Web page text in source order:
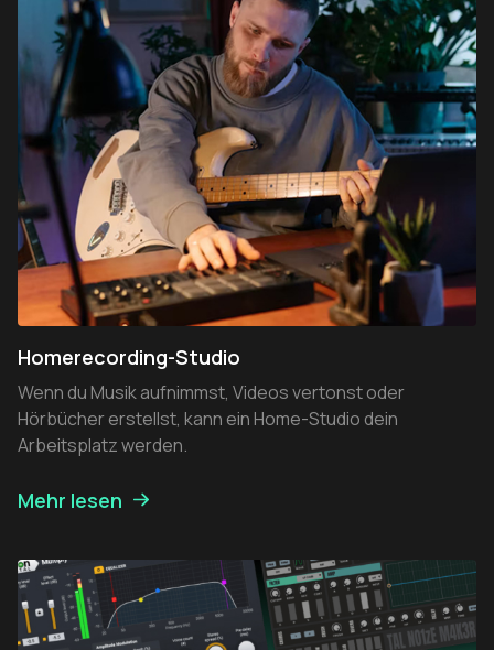
Homerecording-Studio
Wenn du Musik aufnimmst, Videos vertonst oder
Hörbücher erstellst, kann ein Home-Studio dein
Arbeitsplatz werden.
Mehr lesen